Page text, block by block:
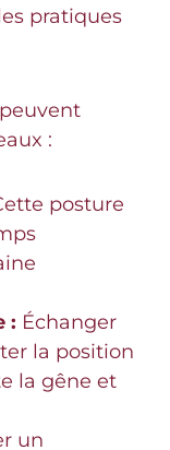
pratiques
:
posture
: Échanger
la position
la gêne et
un